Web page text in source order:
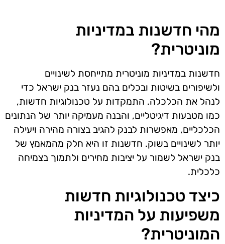
מהי חדשנות במדיניות
מוניטרית?
חדשנות במדיניות מוניטרית מתייחסת לשינויים
ולשיפורים בשיטות ובכלים בהם נעזר בנק ישראל כדי
לנהל את הכלכלה. התמקדות על טכנולוגיות חדשות,
כמו מטבעות דיגיטליים, והבנה מעמיקה יותר של הנתונים
הכלכליים, מאפשרות לבנק להגיב בצורה מהירה ויעילה
יותר לשינויים בשוק. חדשנות זו היא חלק מהמאמץ של
בנק ישראל לשמור על יציבות מחירים ולתמוך בצמיחה
כלכלית.
כיצד טכנולוגיות חדשות
משפיעות על המדיניות
המוניטרית?